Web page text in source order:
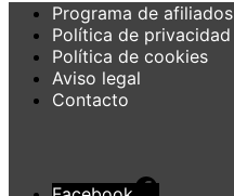
Programa de afiliados
Política de privacidad
Política de cookies
Aviso legal
Contacto